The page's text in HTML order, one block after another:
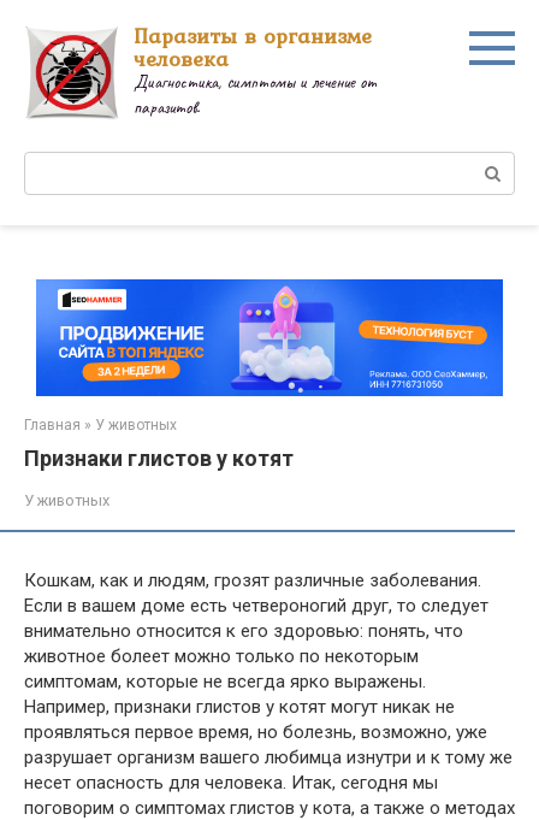
контенту
Паразиты в организме
человека
Диагностика, симптомы и лечение от
паразитов.
Главная » У животных
Признаки глистов у котят
У животных
Кошкам, как и людям, грозят различные заболевания.
Если в вашем доме есть четвероногий друг, то следует
внимательно относится к его здоровью: понять, что
животное болеет можно только по некоторым
симптомам, которые не всегда ярко выражены.
Например, признаки глистов у котят могут никак не
проявляться первое время, но болезнь, возможно, уже
разрушает организм вашего любимца изнутри и к тому же
несет опасность для человека. Итак, сегодня мы
поговорим о симптомах глистов у кота, а также о методах